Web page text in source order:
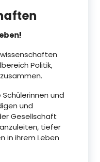
Politik,
und
und
Gesellschaft
tiefer
in ihrem Leben